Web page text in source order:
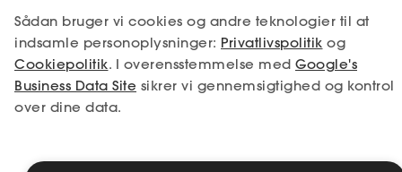
Selvstændig
Studerende
Onlinekurser
Boost dit arbejdsliv hjemmefra!
Sådan bruger vi cookies og andre teknologier til at
indsamle personoplysninger: Privatlivspolitik og
Cookiepolitik. I overensstemmelse med Google's
Business Data Site sikrer vi gennemsigtighed og kontrol
over dine data.